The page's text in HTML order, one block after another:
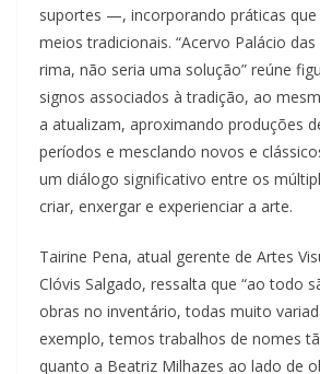
suportes —, incorporando práticas
meios tradicionais. “Acervo Palácio
rima, não seria uma solução” reúne
signos associados à tradição, ao
a atualizam, aproximando produções
períodos e mesclando novos e
um diálogo significativo entre os
criar, enxergar e experienciar a arte.
Tairine Pena, atual gerente de Artes
Clóvis Salgado, ressalta que “ao todo
obras no inventário, todas muito
exemplo, temos trabalhos de nomes
quanto a Beatriz Milhazes ao lado de